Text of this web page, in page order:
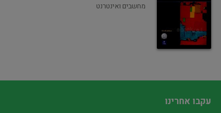
מחשבים ואינטרנט
עקבו אחרינו